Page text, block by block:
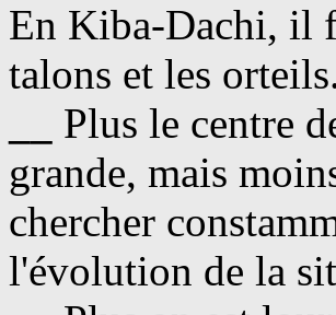
En Kiba-Dachi, il
talons et les
Plus le centre
grande, mais
chercher
l'évolution de la